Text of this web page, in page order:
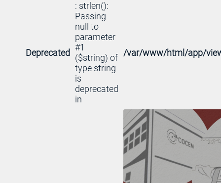
Deprecated
: strlen():
Passing
null to
parameter
#1
($string) of
type string
is
deprecated
in
/var/www/html/app/